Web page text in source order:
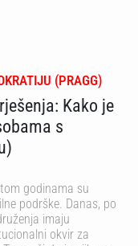
(PRAGG)
Kako je
s
godinama su
podrške. Danas, po
imaju
okvir za